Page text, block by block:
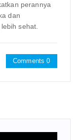
perannya
dan
sehat.
Comments 0